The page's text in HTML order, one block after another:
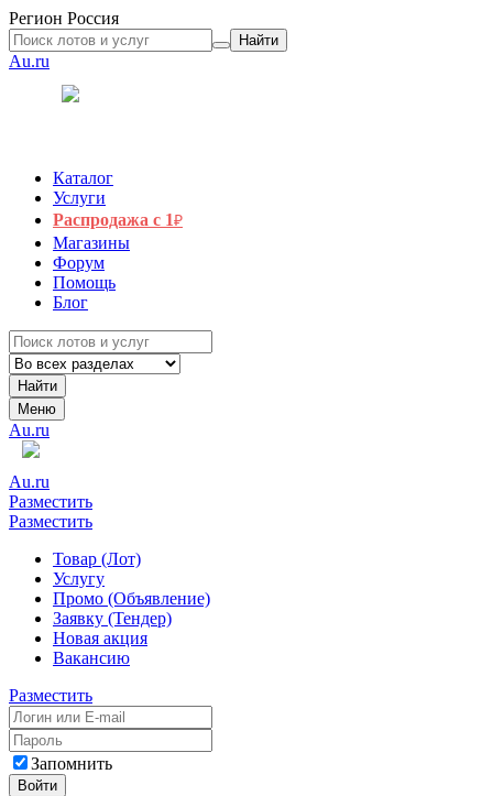
Регион Россия
Найти
Au.ru
Каталог
Услуги
Распродажа с 1₽
Магазины
Форум
Помощь
Блог
Найти
Меню
Au.ru
Au.ru
Разместить
Разместить
Товар (Лот)
Услугу
Промо (Объявление)
Заявку (Тендер)
Новая акция
Вакансию
Разместить
Запомнить
Войти